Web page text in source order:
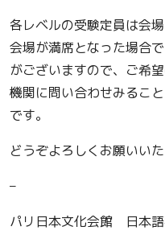
各レベルの受験定員は会
会場が満席となった場合
がございますので、ご希
機関に問い合わせみるこ
です。
どうぞよろしくお願いいた
–
パリ日本文化会館 日本